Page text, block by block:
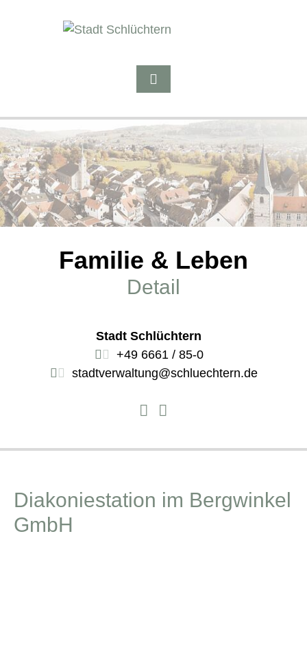
Familie & Leben
Detail
Stadt Schlüchtern
+49 6661 / 85-0
stadtverwaltung@schluechtern.de
Diakoniestation im Bergwinkel
GmbH